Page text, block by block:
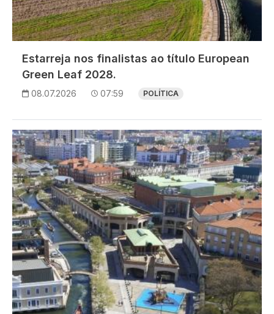
Estarreja nos finalistas ao título European
Green Leaf 2028.
08.07.2026 07:59 POLÍTICA
Imagem